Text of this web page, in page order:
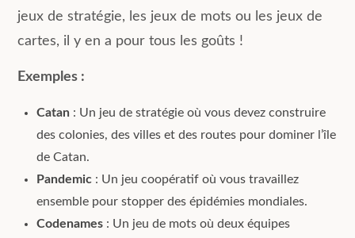
jeux de stratégie, les jeux de mots ou les jeux de
cartes, il y en a pour tous les goûts !
Exemples :
Catan : Un jeu de stratégie où vous devez construire
des colonies, des villes et des routes pour dominer l’île
de Catan.
Pandemic : Un jeu coopératif où vous travaillez
ensemble pour stopper des épidémies mondiales.
Codenames : Un jeu de mots où deux équipes